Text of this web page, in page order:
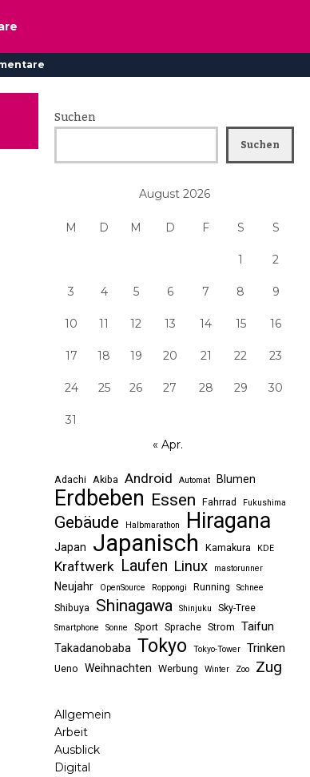
Suchen
Suchen
August 2026
M D M D F S S
1 2
3 4 5 6 7 8 9
10 11 12 13 14 15 16
17 18 19 20 21 22 23
24 25 26 27 28 29 30
31
« Apr.
Adachi Akiba Android Automat Blumen
Erdbeben Essen Fahrrad Fukushima
Gebäude Halbmarathon Hiragana
Japan Japanisch Kamakura KDE
Kraftwerk Laufen Linux mastorunner
Neujahr OpenSource Roppongi Running Schnee
Shibuya Shinagawa Shinjuku Sky-Tree
Smartphone Sonne Sport Sprache Strom Taifun
Takadanobaba Tokyo Tokyo-Tower Trinken
Ueno Weihnachten Werbung Winter Zoo Zug
Allgemein
Arbeit
Ausblick
Digital